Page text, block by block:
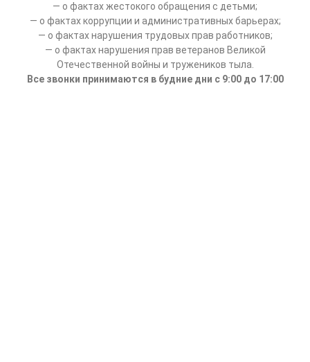
— о фактах жестокого обращения с детьми;
— о фактах коррупции и административных барьерах;
— о фактах нарушения трудовых прав работников;
— о фактах нарушения прав ветеранов Великой
Отечественной войны и тружеников тыла.
Все звонки принимаются в будние дни с 9:00 до 17:00